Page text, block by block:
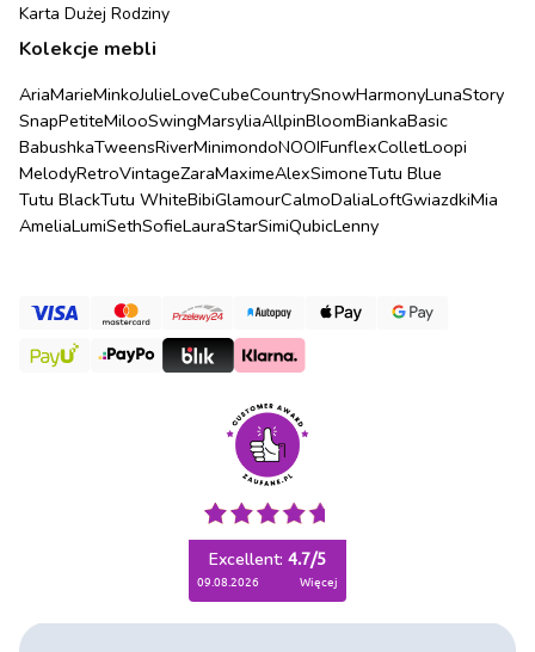
Karta Dużej Rodziny
Kolekcje mebli
AriaMarieMinkoJulieLoveCubeCountrySnowHarmonyLunaStory
SnapPetiteMilooSwingMarsyliaAllpinBloomBiankaBasic
BabushkaTweensRiverMinimondoNOOIFunflexColletLoopi
MelodyRetroVintageZaraMaximeAlexSimoneTutu Blue
Tutu BlackTutu WhiteBibiGlamourCalmoDaliaLoftGwiazdkiMia
AmeliaLumiSethSofieLauraStarSimiQubicLenny
Excellent: 4.7/5
09.08.2026 więcej